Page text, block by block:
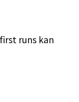
runs kan